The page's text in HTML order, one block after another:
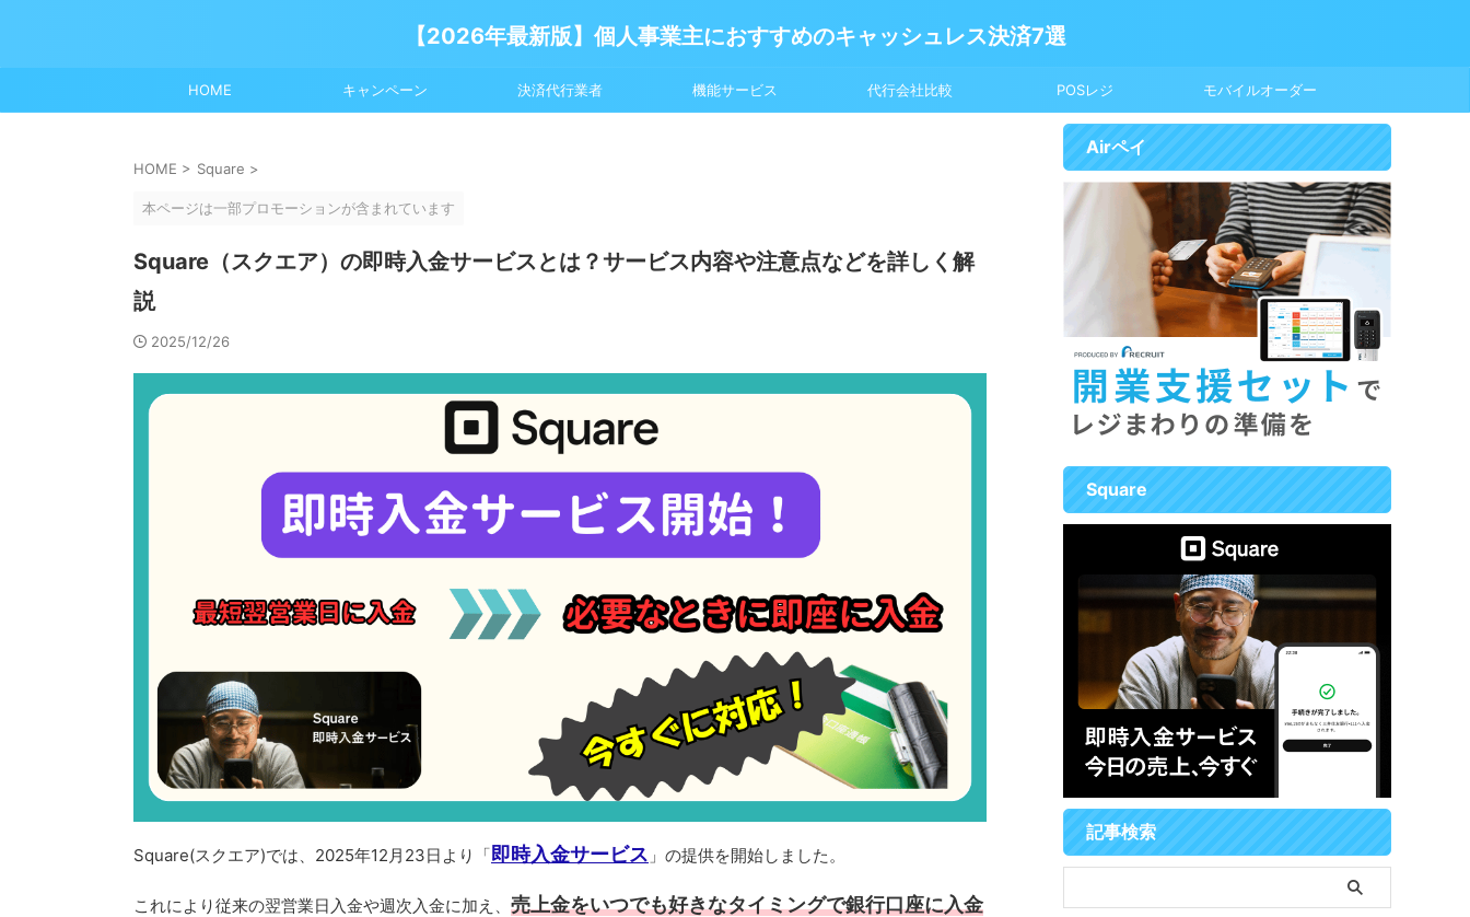
【2026年最新版】個人事業主におすすめのキャッシュレス決済7選
HOME キャンペーン 決済代行業者 機能サービス 代行会社比較 POSレジ モバイルオーダー
HOME > Square >
本ページは一部プロモーションが含まれています
Square（スクエア）の即時入金サービスとは？サービス内容や注意点などを詳しく解
説
2025/12/26
Square(スクエア)では、2025年12月23日より「即時入金サービス 」の提供を開始しました。
これにより従来の翌営業日入金や週次入金に加え、 売上金をいつでも好きなタイミングで銀行口座に入金
Airペイ
Square
記事検索